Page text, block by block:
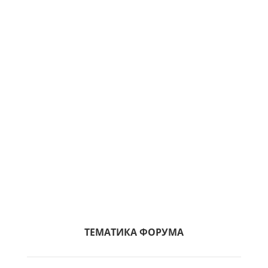
ТЕМАТИКА ФОРУМА